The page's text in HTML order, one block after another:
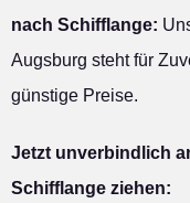
nach Schifflange:
Augsburg steht für
günstige Preise.
Jetzt unverbindlich
Schifflange ziehen: